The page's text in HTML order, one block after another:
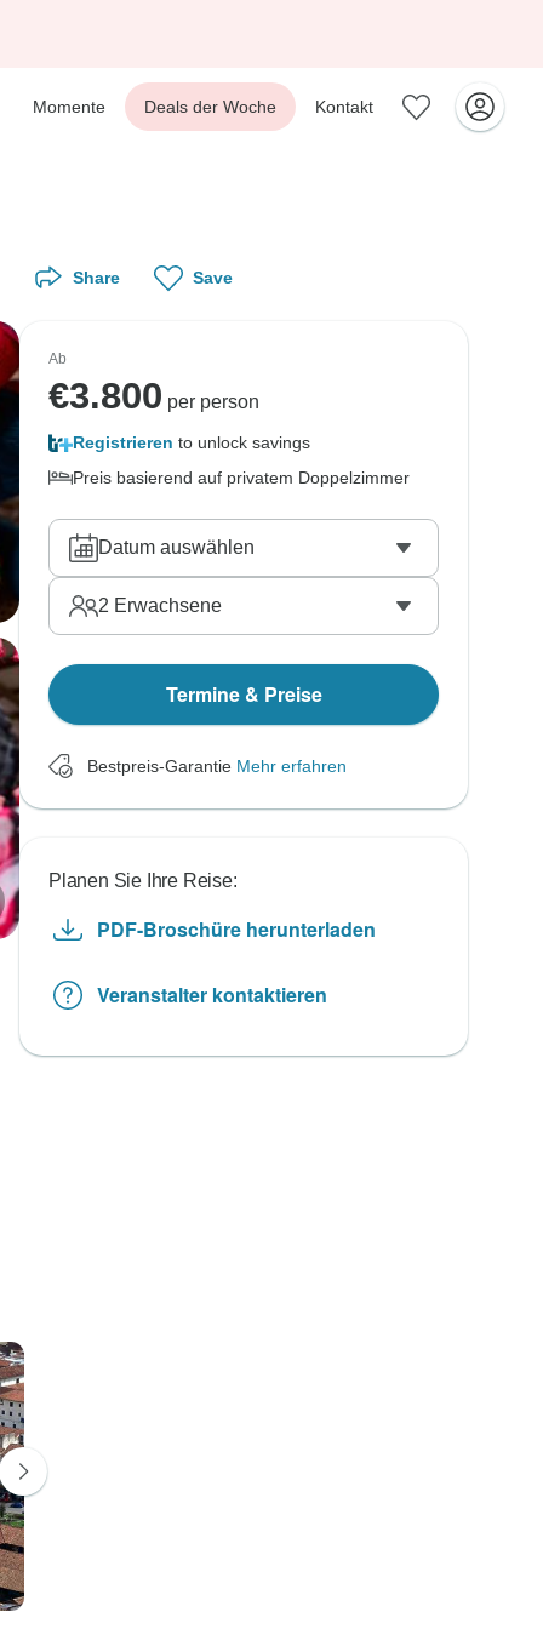
Momente Deals der Woche Kontakt
Share Save
Ab
€3.800 per person
Registrieren to unlock savings
Preis basierend auf privatem Doppelzimmer
Datum auswählen
2 Erwachsene
Termine & Preise
Bestpreis-Garantie Mehr erfahren
Planen Sie Ihre Reise:
PDF-Broschüre herunterladen
Veranstalter kontaktieren